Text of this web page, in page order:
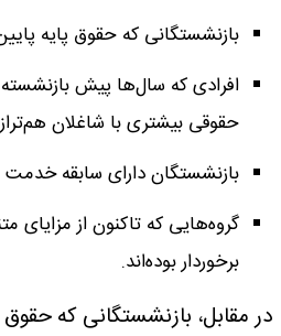
بازنشستگانی که حقوق پایه
افرادی که سال‌ها پیش
حقوقی بیشتری با شاغلان
بازنشستگان دارای سابقه خدمت
گروه‌هایی که تاکنون از مزایای
برخوردار بوده‌اند.
در مقابل، بازنشستگانی که